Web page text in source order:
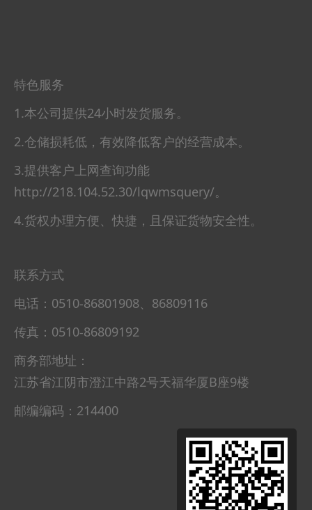
特色服务
1.本公司提供24小时发货服务。
2.仓储损耗低，有效降低客户的经营成本。
3.提供客户上网查询功能
http://218.104.52.30/lqwmsquery/。
4.货权办理方便、快捷，且保证货物安全性。
联系方式
电话：0510-86801908、86809116
传真：0510-86809192
商务部地址：
江苏省江阴市澄江中路2号天福华厦B座9楼
邮编编码：214400